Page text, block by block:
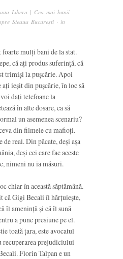
Libera | Cea mai bună
Steaua București · in
mulți bani de la stat.
că ați produs suferință, că
trimiși la pușcărie. Apoi
ieșit din pușcărie, în loc să
dați telefoane la
în alte dosare, ca să
un asemenea scenariu?
din filmele cu mafioți.
de real. Din păcate, deși așa
deși cei care fac aceste
nimeni nu ia măsuri.
chiar în această săptămână.
că Gigi Becali îl hărțuiește,
îl amenință și că îl sună
a pune presiune pe el.
toată țara, este avocatul
recuperarea prejudiciului
Florin Talpan e un